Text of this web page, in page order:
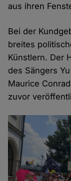
aus ihren
Bei der
breites
Künstlern. Der
des Sängers
Maurice
zuvor